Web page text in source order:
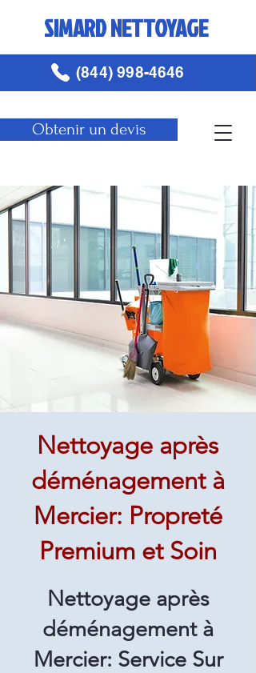
SIMARD NETTOYAGE
Obtenir un devis
(844) 998-4646
Nettoyage après
déménagement à
Mercier: Propreté
Premium et Soin
Nettoyage après
déménagement à
Mercier: Service Sur